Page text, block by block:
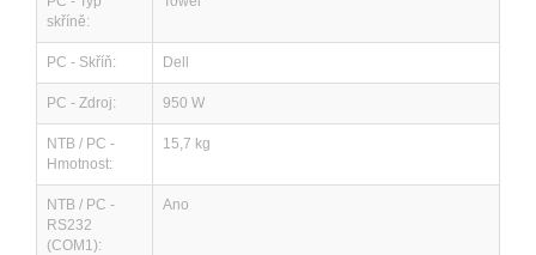
skříně:
PC - Skříň: Dell
PC - Zdroj: 950 W
NTB / PC -
Hmotnost:
15,7 kg
NTB / PC -
RS232
(COM1):
Ano